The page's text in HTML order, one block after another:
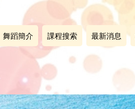
舞蹈簡介 課程搜索 最新消息